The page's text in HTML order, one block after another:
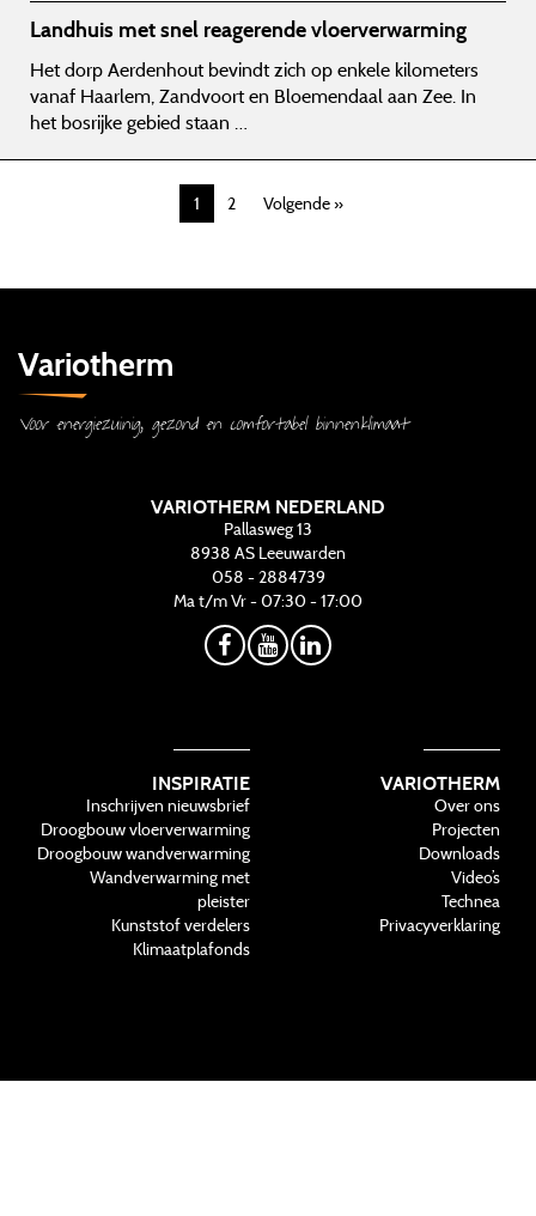
Landhuis met snel reagerende vloerverwarming
Het dorp Aerdenhout bevindt zich op enkele kilometers
vanaf Haarlem, Zandvoort en Bloemendaal aan Zee. In
het bosrijke gebied staan …
1 2 Volgende »
Variotherm
Voor energiezuinig, gezond en comfortabel binnenklimaat
VARIOTHERM NEDERLAND
Pallasweg 13
8938 AS Leeuwarden
058 - 2884739
Ma t/m Vr - 07:30 - 17:00
INSPIRATIE
Inschrijven nieuwsbrief
Droogbouw vloerverwarming
Droogbouw wandverwarming
Wandverwarming met
pleister
Kunststof verdelers
Klimaatplafonds
VARIOTHERM
Over ons
Projecten
Downloads
Video’s
Technea
Privacyverklaring